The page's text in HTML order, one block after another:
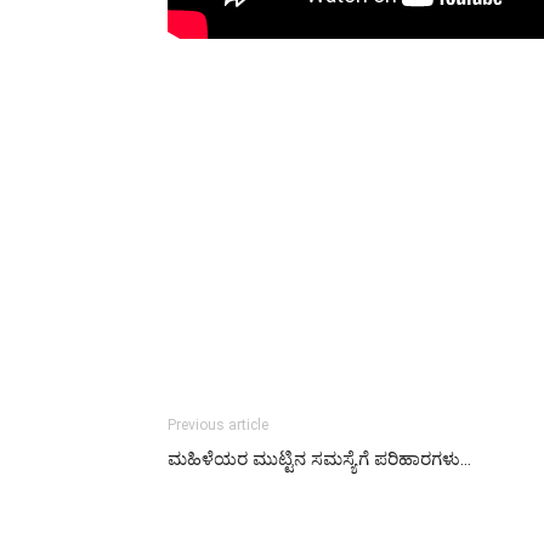
Previous article
ಮಹಿಳೆಯರ ಮುಟ್ಟಿನ ಸಮಸ್ಯೆಗೆ ಪರಿಹಾರಗಳು…